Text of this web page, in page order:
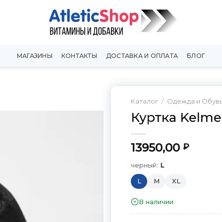
МАГАЗИНЫ КОНТАКТЫ ДОСТАВКА И ОПЛАТА БЛОГ
Каталог / Одежда и
Куртка
13950,00 ₽
черный: L
L M XL
В наличии